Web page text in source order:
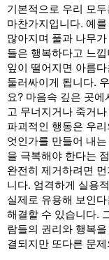
기본적으로 우리 모
마찬가지입니다. 예
많아지며 풀과 나무
들은 행복하다고 느
잎이 떨어지면 아름
둘러싸이게 됩니다.
요? 마음속 깊은 곳
고 무너지거나 죽거
파괴적인 행동은 우
엇인가를 만들어 내
을 극복해야 한다는
완전히 제거하려면
니다. 엄격하게 실용
실제로 유용해 보인
해결할 수 있습니다.
람들의 권리와 행복
결되지만 또다른 문